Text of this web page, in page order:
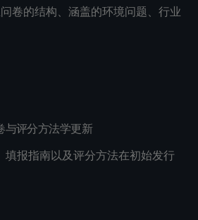
卷的结构、涵盖的环境问题、行业
与评分方法学更新
填报指南以及评分方法在初始发行